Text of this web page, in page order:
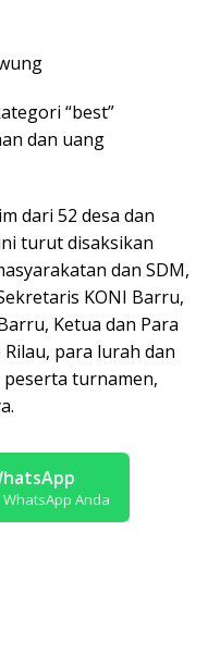
“best”
dan uang
dari 52 desa dan
turut disaksikan
dan SDM,
KONI Barru,
Ketua dan Para
para lurah dan
turnamen,
Anda